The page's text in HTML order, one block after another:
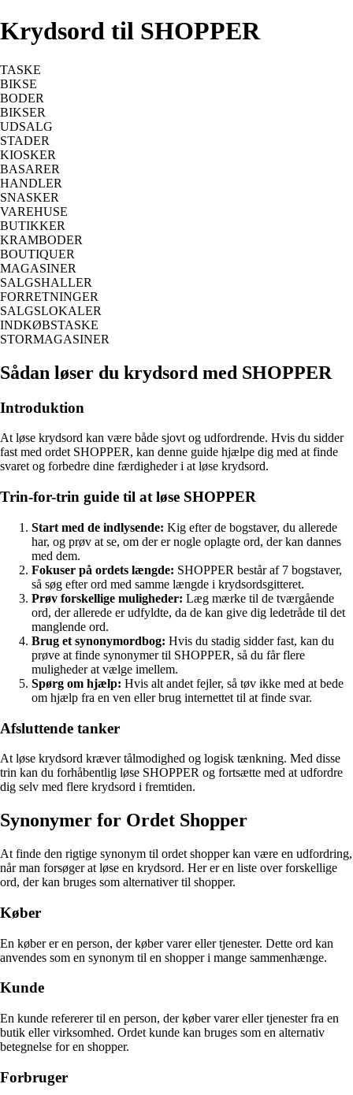
Krydsord til SHOPPER
TASKE
BIKSE
BODER
BIKSER
UDSALG
STADER
KIOSKER
BASARER
HANDLER
SNASKER
VAREHUSE
BUTIKKER
KRAMBODER
BOUTIQUER
MAGASINER
SALGSHALLER
FORRETNINGER
SALGSLOKALER
INDKØBSTASKE
STORMAGASINER
Sådan løser du krydsord med SHOPPER
Introduktion
At løse krydsord kan være både sjovt og udfordrende. Hvis du sidder
fast med ordet SHOPPER, kan denne guide hjælpe dig med at finde
svaret og forbedre dine færdigheder i at løse krydsord.
Trin-for-trin guide til at løse SHOPPER
Start med de indlysende: Kig efter de bogstaver, du allerede
har, og prøv at se, om der er nogle oplagte ord, der kan dannes
med dem.
Fokuser på ordets længde: SHOPPER består af 7 bogstaver,
så søg efter ord med samme længde i krydsordsgitteret.
Prøv forskellige muligheder: Læg mærke til de tværgående
ord, der allerede er udfyldte, da de kan give dig ledetråde til det
manglende ord.
Brug et synonymordbog: Hvis du stadig sidder fast, kan du
prøve at finde synonymer til SHOPPER, så du får flere
muligheder at vælge imellem.
Spørg om hjælp: Hvis alt andet fejler, så tøv ikke med at bede
om hjælp fra en ven eller brug internettet til at finde svar.
Afsluttende tanker
At løse krydsord kræver tålmodighed og logisk tænkning. Med disse
trin kan du forhåbentlig løse SHOPPER og fortsætte med at udfordre
dig selv med flere krydsord i fremtiden.
Synonymer for Ordet Shopper
At finde den rigtige synonym til ordet shopper kan være en udfordring,
når man forsøger at løse en krydsord. Her er en liste over forskellige
ord, der kan bruges som alternativer til shopper.
Køber
En køber er en person, der køber varer eller tjenester. Dette ord kan
anvendes som en synonym til en shopper i mange sammenhænge.
Kunde
En kunde refererer til en person, der køber varer eller tjenester fra en
butik eller virksomhed. Ordet kunde kan bruges som en alternativ
betegnelse for en shopper.
Forbruger